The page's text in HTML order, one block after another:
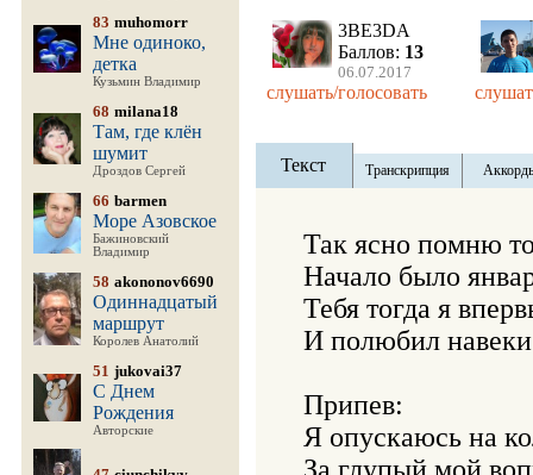
83 muhomorr
Мне одиноко,
детка
Кузьмин Владимир
68 milana18
Там, где клён
шумит
Дроздов Сергей
66 barmen
Море Азовское
Бажиновский
Владимир
58 akononov6690
Одиннадцатый
маршрут
Королев Анатолий
51 jukovai37
С Днем
Рождения
Авторские
3BE3DA
Баллов: 13
06.07.2017
слушать/голосовать
Текст Транскрипция
Так ясно помню
Начало было
Тебя тогда я
И полюбил
Припев:
Я опускаюсь на